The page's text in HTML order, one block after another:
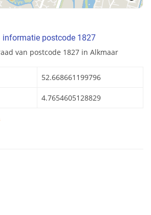
informatie postcode 1827
van postcode 1827 in Alkmaar
52.668661199796
4.7654605128829